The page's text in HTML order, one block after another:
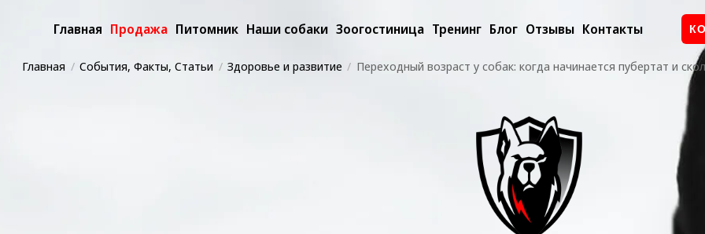
Главная Продажа Питомник Наши собаки Зоогостиница Тренинг Блог Отзывы Контакты
Главная События, Факты, Статьи Здоровье и развитие Переходный возраст у собак: когда начинается пубертат и